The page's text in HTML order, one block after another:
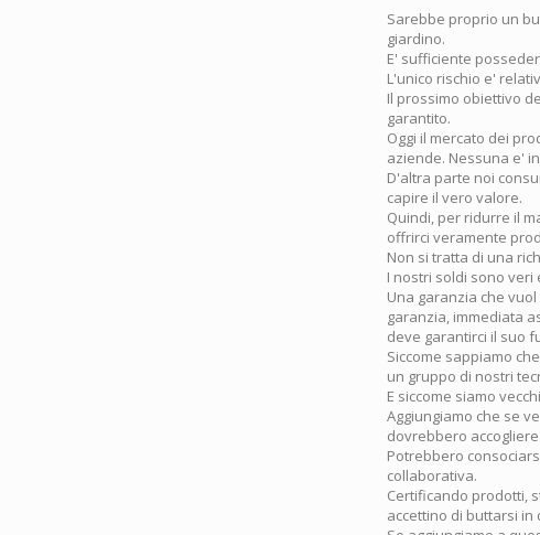
Sarebbe proprio un
giardino.
E' sufficiente
L'unico rischio e'
Il prossimo obiettivo
garantito.
Oggi il mercato dei
aziende. Nessuna e'
D'altra parte noi
capire il vero valore.
Quindi, per ridurre il
offrirci veramente
Non si tratta di una
I nostri soldi sono veri
Una garanzia che
garanzia, immediata
deve garantirci il suo
Siccome sappiamo
un gruppo di nostri
E siccome siamo
Aggiungiamo che se
dovrebbero
Potrebbero
collaborativa.
Certificando prodotti,
accettino di buttarsi in